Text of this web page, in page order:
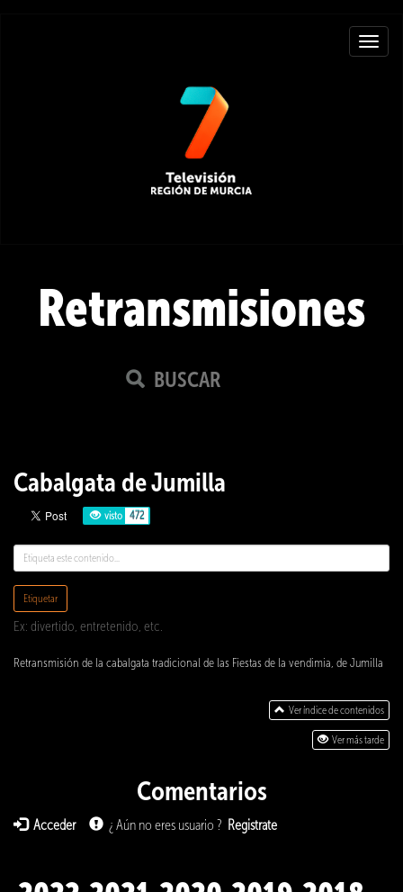
Toggle
Retransmisiones
Cabalgata de Jumilla
visto 472
Etiquetar
Ex: divertido, entretenido, etc.
Retransmisión de la cabalgata tradicional de las Fiestas de la vendimia, de Jumilla
Ver índice de contenidos
Ver más tarde
Comentarios
Acceder ¿ Aún no eres usuario ? Registrate